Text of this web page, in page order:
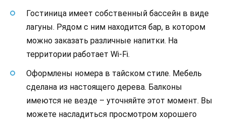
Гостиница имеет собственный бассейн в виде
лагуны. Рядом с ним находится бар, в котором
можно заказать различные напитки. На
территории работает Wi-Fi.
Оформлены номера в тайском стиле. Мебель
сделана из настоящего дерева. Балконы
имеются не везде – уточняйте этот момент. Вы
можете насладиться просмотром хорошего